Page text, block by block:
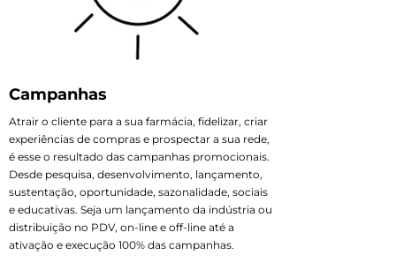
Campanhas
Atrair o cliente para a sua farmácia, fidelizar, criar
experiências de compras e prospectar a sua rede,
é esse o resultado das campanhas promocionais.
Desde pesquisa, desenvolvimento, lançamento,
sustentação, oportunidade, sazonalidade, sociais
e educativas. Seja um lançamento da indústria ou
distribuição no PDV, on-line e off-line até a
ativação e execução 100% das campanhas.